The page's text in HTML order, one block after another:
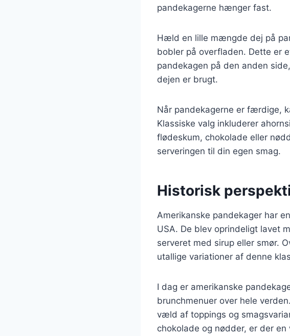
pandekagerne hænger fast.
Hæld en lille mængde dej på
bobler på overfladen. Dette er
pandekagen på den anden
dejen er brugt.
Når pandekagerne er færdige,
Klassiske valg inkluderer
flødeskum, chokolade eller
serveringen til din egen smag.
Historisk
Amerikanske pandekager har
USA. De blev oprindeligt lavet
serveret med sirup eller smør.
utallige variationer af denne
I dag er amerikanske
brunchmenuer over hele
væld af toppings og
chokolade og nødder, er der